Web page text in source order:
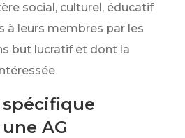
social, culturel, éducatif
à leurs membres par les
but lucratif et dont la
AG